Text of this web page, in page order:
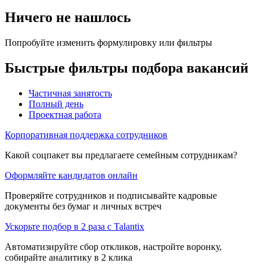
Ничего не нашлось
Попробуйте изменить формулировку или фильтры
Быстрые фильтры подбора вакансий
Частичная занятость
Полный день
Проектная работа
Корпоративная поддержка сотрудников
Какой соцпакет вы предлагаете семейным сотрудникам?
Оформляйте кандидатов онлайн
Проверяйте сотрудников и подписывайте кадровые
документы без бумаг и личных встреч
Ускорьте подбор в 2 раза с Talantix
Автоматизируйте сбор откликов, настройте воронку,
собирайте аналитику в 2 клика